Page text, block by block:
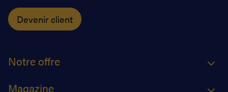
Devenir client
Notre offre
Magazine